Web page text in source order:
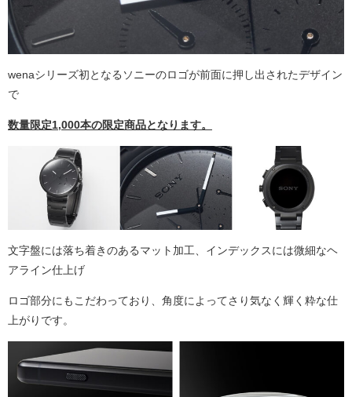
wenaシリーズ初となるソニーのロゴが前面に押し出されたデザイン
で
数量限定1,000本の限定商品となります。
文字盤には落ち着きのあるマット加工、インデックスには微細なヘ
アライン仕上げ
ロゴ部分にもこだわっており、角度によってさり気なく輝く粋な仕
上がりです。